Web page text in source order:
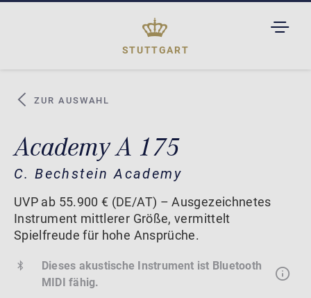
STUTTGART
ZUR AUSWAHL
Academy A 175
C. Bechstein Academy
UVP ab 55.900 € (DE/AT) – Ausgezeichnetes
Instrument mittlerer Größe, vermittelt
Spielfreude für hohe Ansprüche.
Dieses akustische Instrument ist Bluetooth
MIDI fähig.